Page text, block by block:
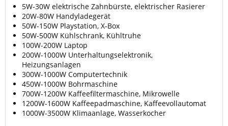
5W-30W elektrische Zahnbürste, elektrischer Rasierer
20W-80W Handyladegerät
50W-150W Playstation, X-Box
50W-500W Kühlschrank, Kühltruhe
100W-200W Laptop
200W-1000W Unterhaltungselektronik,
Heizungsanlagen
300W-1000W Computertechnik
450W-1000W Bohrmaschine
700W-1200W Kaffeefiltermaschine, Mikrowelle
1200W-1600W Kaffeepadmaschine, Kaffeevollautomat
1000W-3500W Klimaanlage, Wasserkocher